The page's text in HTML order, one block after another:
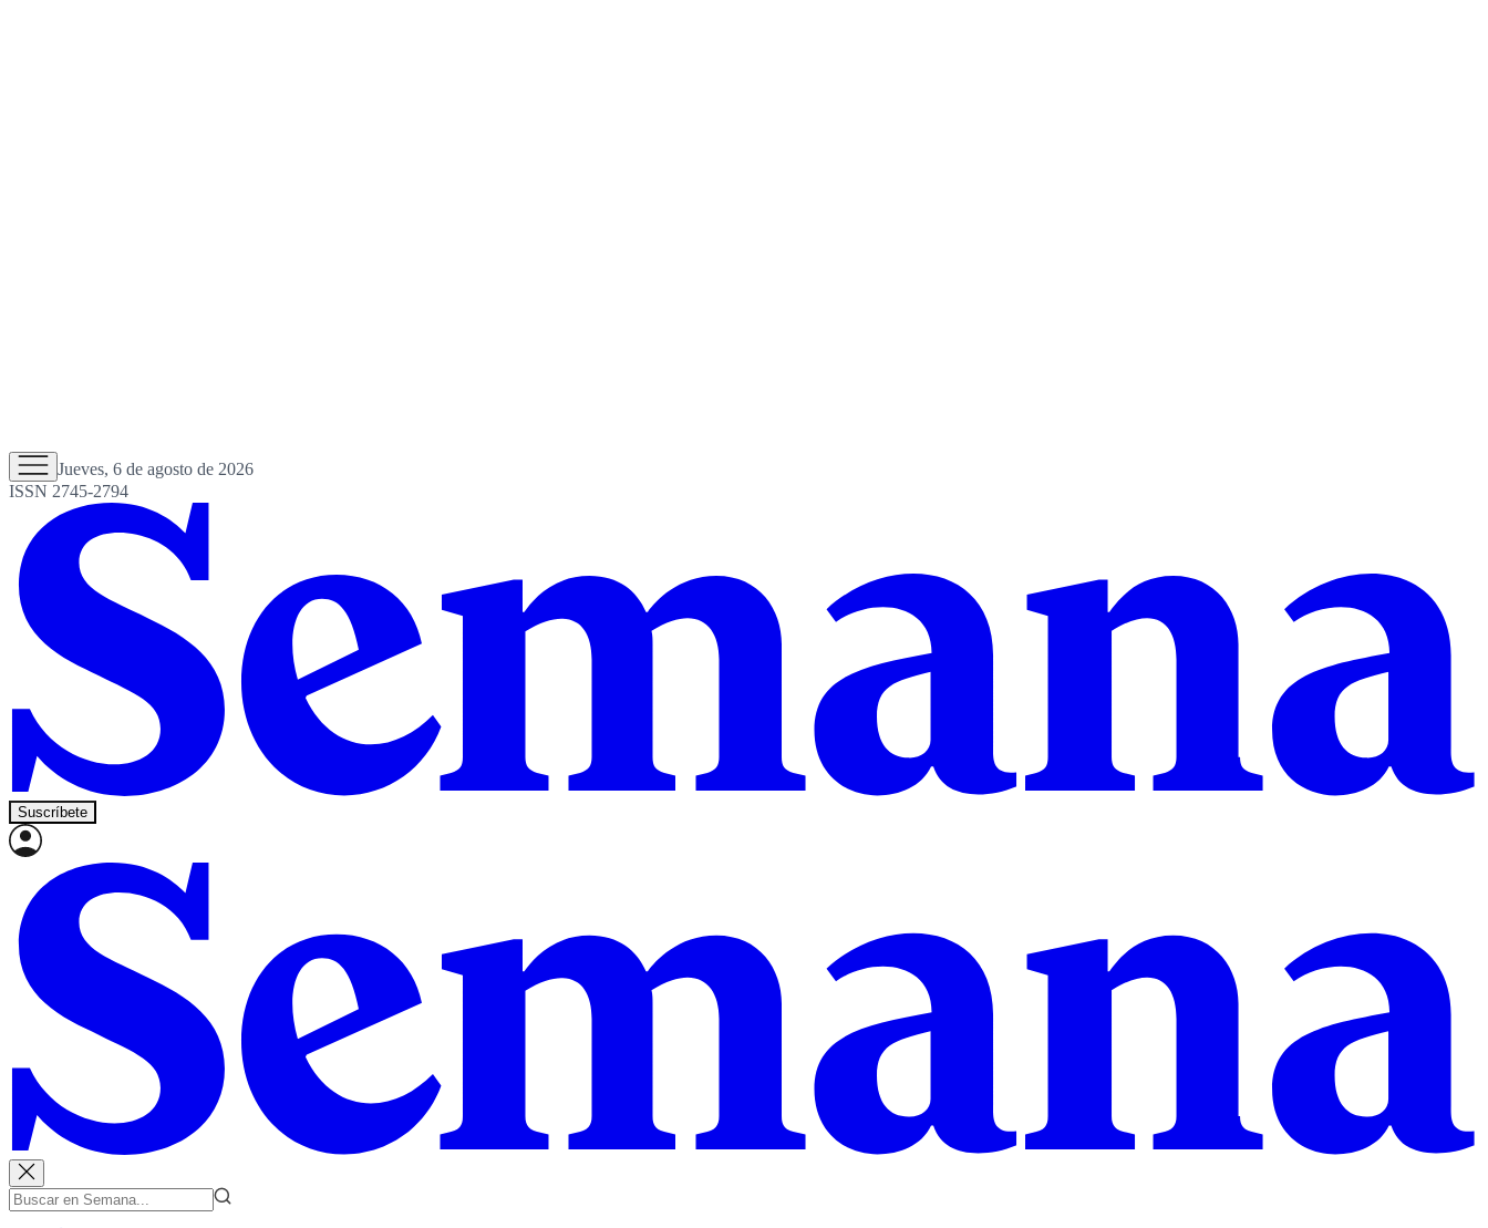
Jueves, 6 de agosto de 2026
ISSN 2745-2794
Suscríbete